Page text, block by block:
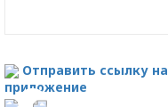
Отправить ссылку на
приложение